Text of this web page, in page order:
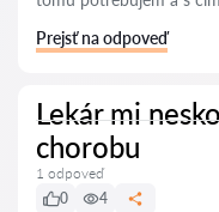
Prejsť na odpoveď
Lekár mi
chorobu
1 odpoveď
0
4